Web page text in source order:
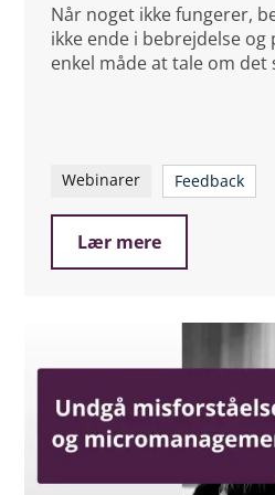
Når noget ikke fungerer,
ikke ende i bebrejdelse
enkel måde at tale om det
Webinarer Feedback
Lær mere